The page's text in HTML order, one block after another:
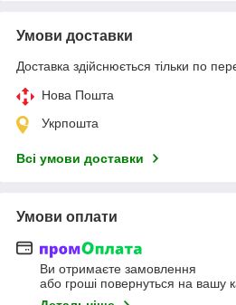
Умови доставки
Доставка здійснюється тільки по
Нова Пошта
Укрпошта
Всі умови доставки
Умови оплати
Ви отримаєте замовлення
або гроші повернуться на вашу